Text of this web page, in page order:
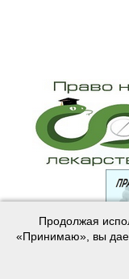
Продолжая
«Принимаю», вы